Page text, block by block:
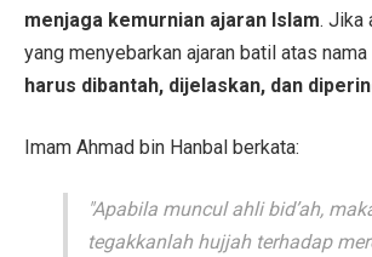
menjaga kemurnian ajaran Islam. Jika
yang menyebarkan ajaran batil atas
harus dibantah, dijelaskan, dan
Imam Ahmad bin Hanbal berkata:
"Apabila muncul ahli bid’ah,
tegakkanlah hujjah terhadap